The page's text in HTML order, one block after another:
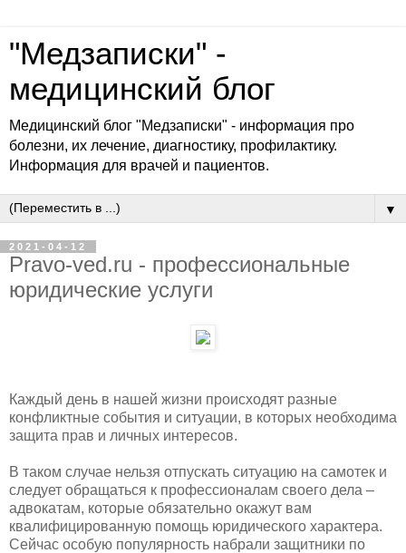
"Медзаписки" -
медицинский блог
Медицинский блог "Медзаписки" - информация про
болезни, их лечение, диагностику, профилактику.
Информация для врачей и пациентов.
▼
2021-04-12
Pravo-ved.ru - профессиональные
юридические услуги
Каждый день в нашей жизни происходят разные
конфликтные события и ситуации, в которых необходима
защита прав и личных интересов.
В таком случае нельзя отпускать ситуацию на самотек и
следует обращаться к профессионалам своего дела –
адвокатам, которые обязательно окажут вам
квалифицированную помощь юридического характера.
Сейчас особую популярность набрали защитники по